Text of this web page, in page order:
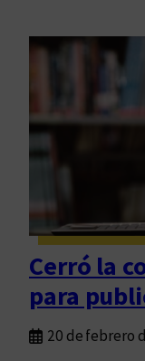
a
a
u
n
l
a
s
o
Cerró la
para
20 de febrero